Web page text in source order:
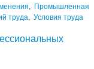
, Промышленная
труда, Условия труда